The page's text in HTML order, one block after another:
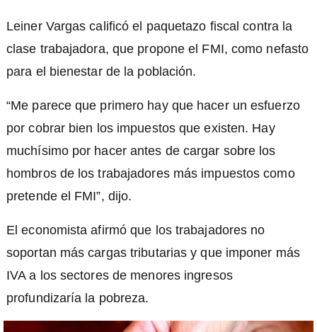
Leiner Vargas calificó el paquetazo fiscal contra la
clase trabajadora, que propone el FMI, como nefasto
para el bienestar de la población.
“Me parece que primero hay que hacer un esfuerzo
por cobrar bien los impuestos que existen. Hay
muchísimo por hacer antes de cargar sobre los
hombros de los trabajadores más impuestos como
pretende el FMI”, dijo.
El economista afirmó que los trabajadores no
soportan más cargas tributarias y que imponer más
IVA a los sectores de menores ingresos
profundizaría la pobreza.